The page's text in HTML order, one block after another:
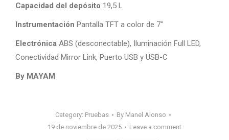
Capacidad del depósito 19,5 L
Instrumentación Pantalla TFT a color de 7″
Electrónica ABS (desconectable), Iluminación Full LED,
Conectividad Mirror Link, Puerto USB y USB-C
By MAYAM
Category: Pruebas By Manel Alonso
19 de noviembre de 2025
Leave a comment